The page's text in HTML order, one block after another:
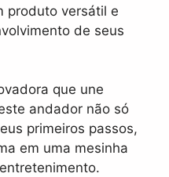
produto versátil e
de seus
que une
andador não só
primeiros passos,
em uma mesinha